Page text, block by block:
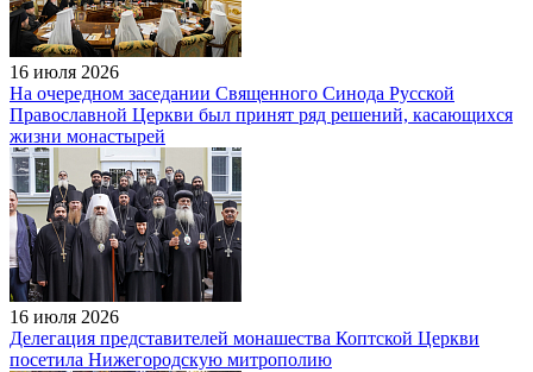
16 июля 2026
На очередном заседании Священного Синода Русской
Православной Церкви был принят ряд решений, касающихся
жизни монастырей
16 июля 2026
Делегация представителей монашества Коптской Церкви
посетила Нижегородскую митрополию